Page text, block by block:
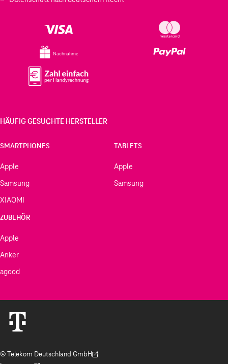
Nachnahme
HÄUFIG GESUCHTE HERSTELLER
SMARTPHONES
Apple
Samsung
XIAOMI
TABLETS
Apple
Samsung
ZUBEHÖR
Apple
Anker
agood
© Telekom Deutschland GmbH
(Der Link wird in einem neuen Tab geöffnet)